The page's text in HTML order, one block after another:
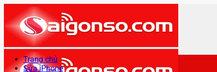
qua
nội
dung
Trang chủ
Sửa iPhone